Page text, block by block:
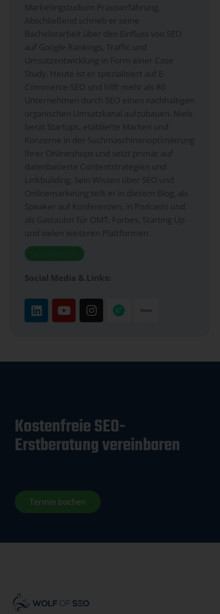
Marketingstudium Praxiserfahrung.
Abschließend schrieb er seine
Bachelorarbeit über den Einfluss von SEO
auf Google Rankings, Traffic und
Umsatzentwicklung in Form einer Case
Study. Heute ist er spezialisiert auf E-
Commerce-SEO und hilft mehr als 80
Unternehmen durch SEO einen nachhaltigen
organischen Umsatzkanal aufzubauen. Niels
berät Startups, etablierte Marken und
Konzerne in der Suchmaschinenoptimierung
Ihrer Onlineshops und setzt primär auf
datenbasierte Contentstrategien und
Linkbuilding. Sein Wissen über SEO und
Onlinemarketing teilt er in diesem Blog, als
Speaker auf Konferenzen, in Podcasts und
als Gastautor für OMT, Forbes, Starting Up
und vielen weiteren Plattformen.
Alle Beiträge
Social Media & Links:
Kostenfreie SEO-
Erstberatung vereinbaren
Termin buchen